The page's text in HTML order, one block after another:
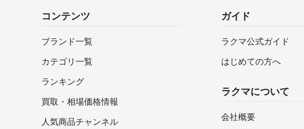
コンテンツ
ブランド一覧
カテゴリ一覧
ランキング
買取・相場価格情報
人気商品チャンネル
ガイド
ラクマ公式ガイド
はじめての方へ
ラクマについて
会社概要